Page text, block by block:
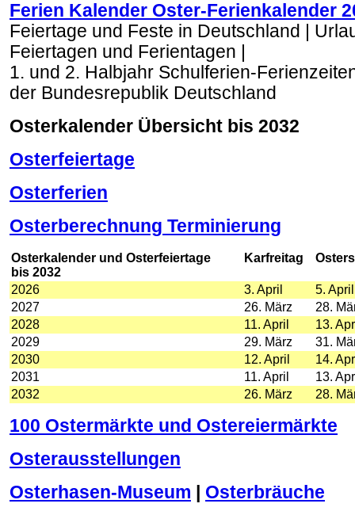
Ferien Kalender Oster-Ferienkalender
Feiertage und Feste in Deutschland |
Feiertagen und Ferientagen |
1. und 2. Halbjahr Schulferien-
der Bundesrepublik Deutschland
Osterkalender Übersicht bis 2032
Osterfeiertage
Osterferien
Osterberechnung Terminierung
Osterkalender und Osterfeiertage
bis 2032
Karfreitag
2026 3. April
5. April
2027
26. März
28.
2028
11. April
13.
2029
29. März
31.
2030
12. April
14.
2031
11. April
13.
2032
26. März 28.
100 Ostermärkte und Ostereiermärkte
Osterausstellungen
Osterhasen-Museum
Osterbräuche